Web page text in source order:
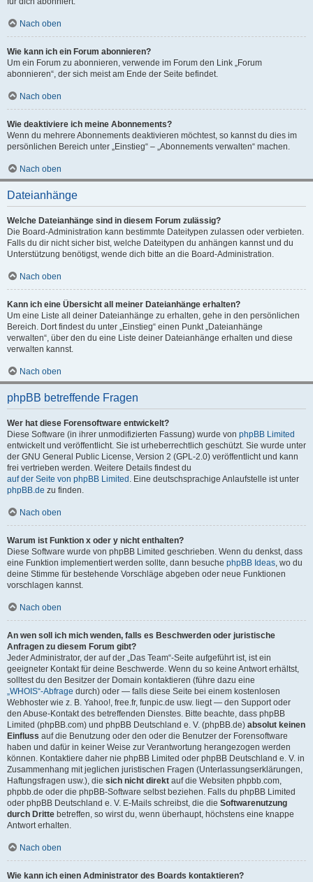
Nach oben
Wie kann ich ein Forum abonnieren?
Um ein Forum zu abonnieren, verwende im Forum den Link „Forum
abonnieren“, der sich meist am Ende der Seite befindet.
Nach oben
Wie deaktiviere ich meine Abonnements?
Wenn du mehrere Abonnements deaktivieren möchtest, so kannst du dies im
persönlichen Bereich unter „Einstieg“ – „Abonnements verwalten“ machen.
Nach oben
Dateianhänge
Welche Dateianhänge sind in diesem Forum zulässig?
Die Board-Administration kann bestimmte Dateitypen zulassen oder verbieten.
Falls du dir nicht sicher bist, welche Dateitypen du anhängen kannst und du
Unterstützung benötigst, wende dich bitte an die Board-Administration.
Nach oben
Kann ich eine Übersicht all meiner Dateianhänge erhalten?
Um eine Liste all deiner Dateianhänge zu erhalten, gehe in den persönlichen
Bereich. Dort findest du unter „Einstieg“ einen Punkt „Dateianhänge
verwalten“, über den du eine Liste deiner Dateianhänge erhalten und diese
verwalten kannst.
Nach oben
phpBB betreffende Fragen
Wer hat diese Forensoftware entwickelt?
Diese Software (in ihrer unmodifizierten Fassung) wurde von phpBB Limited
entwickelt und veröffentlicht. Sie ist urheberrechtlich geschützt. Sie wurde unter
der GNU General Public License, Version 2 (GPL-2.0) veröffentlicht und kann
frei vertrieben werden. Weitere Details findest du
auf der Seite von phpBB Limited . Eine deutschsprachige Anlaufstelle ist unter
phpBB.de zu finden.
Nach oben
Warum ist Funktion x oder y nicht enthalten?
Diese Software wurde von phpBB Limited geschrieben. Wenn du denkst, dass
eine Funktion implementiert werden sollte, dann besuche phpBB Ideas, wo du
deine Stimme für bestehende Vorschläge abgeben oder neue Funktionen
vorschlagen kannst.
Nach oben
An wen soll ich mich wenden, falls es Beschwerden oder juristische
Anfragen zu diesem Forum gibt?
Jeder Administrator, der auf der „Das Team“-Seite aufgeführt ist, ist ein
geeigneter Kontakt für deine Beschwerde. Wenn du so keine Antwort erhältst,
solltest du den Besitzer der Domain kontaktieren (führe dazu eine
„WHOIS“-Abfrage durch) oder — falls diese Seite bei einem kostenlosen
Webhoster wie z. B. Yahoo!, free.fr, funpic.de usw. liegt — den Support oder
den Abuse-Kontakt des betreffenden Dienstes. Bitte beachte, dass phpBB
Limited (phpBB.com) und phpBB Deutschland e. V. (phpBB.de) absolut keinen
Einfluss auf die Benutzung oder den oder die Benutzer der Forensoftware
haben und dafür in keiner Weise zur Verantwortung herangezogen werden
können. Kontaktiere daher nie phpBB Limited oder phpBB Deutschland e. V. in
Zusammenhang mit jeglichen juristischen Fragen (Unterlassungserklärungen,
Haftungsfragen usw.), die sich nicht direkt auf die Websiten phpbb.com,
phpbb.de oder die phpBB-Software selbst beziehen. Falls du phpBB Limited
oder phpBB Deutschland e. V. E-Mails schreibst, die die Softwarenutzung
durch Dritte betreffen, so wirst du, wenn überhaupt, höchstens eine knappe
Antwort erhalten.
Nach oben
Wie kann ich einen Administrator des Boards kontaktieren?